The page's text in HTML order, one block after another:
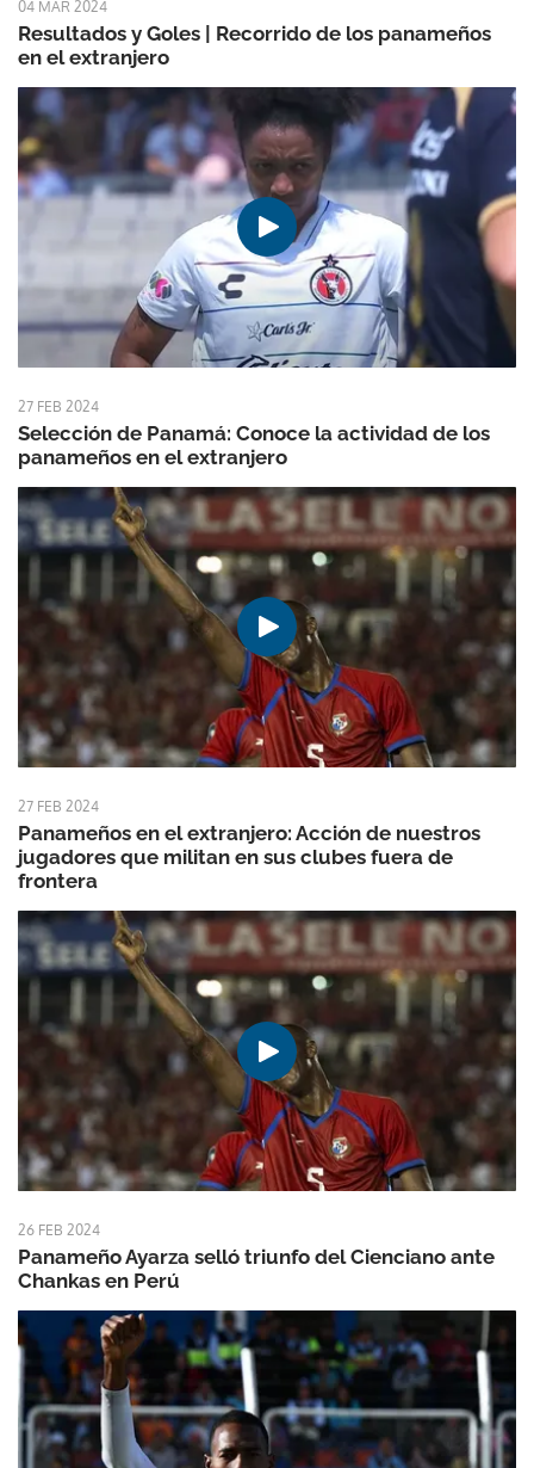
04 MAR 2024
Resultados y Goles | Recorrido de los panameños
en el extranjero
27 FEB 2024
Selección de Panamá: Conoce la actividad de los
panameños en el extranjero
27 FEB 2024
Panameños en el extranjero: Acción de nuestros
jugadores que militan en sus clubes fuera de
frontera
26 FEB 2024
Panameño Ayarza selló triunfo del Cienciano ante
Chankas en Perú